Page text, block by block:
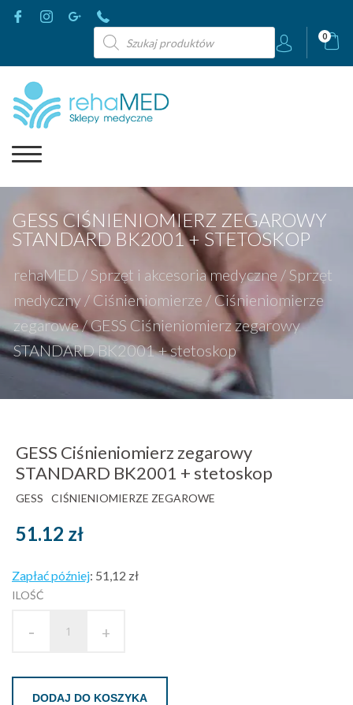
Wyszukiwarka
produktów
0
GESS CIŚNIENIOMIERZ ZEGAROWY
STANDARD BK2001 + STETOSKOP
rehaMED / Sprzęt i akcesoria medyczne / Sprzęt
medyczny / Ciśnieniomierze /Ciśnieniomierze
zegarowe/GESS Ciśnieniomierz zegarowy
STANDARD BK2001 + stetoskop
GESS Ciśnieniomierz zegarowy
STANDARD BK2001 + stetoskop
GESS CIŚNIENIOMIERZE ZEGAROWE
51.12 zł
Zapłać później: 51,12 zł
ILOŚĆ
- +
DODAJ DO KOSZYKA